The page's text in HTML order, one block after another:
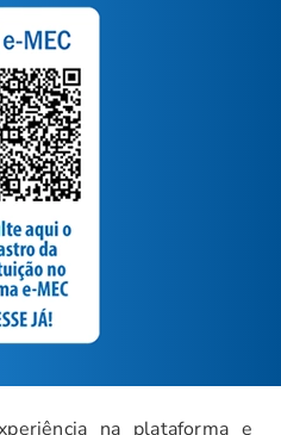
na plataforma e